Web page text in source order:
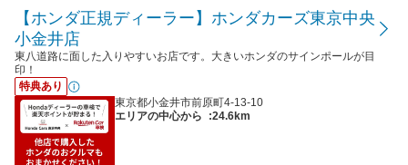
【ホンダ正規ディーラー】ホンダカーズ東京中央
小金井店
東八道路に面した入りやすいお店です。大きいホンダのサインポールが目
印！
特典あり
東京都小金井市前原町4-13-10
エリアの中心から
:24.6km